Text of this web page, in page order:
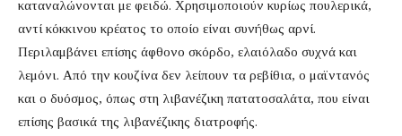
καταναλώνονται με φειδώ. Χρησιμοποιούν κυρίως πουλερικά,
αντί κόκκινου κρέατος το οποίο είναι συνήθως αρνί.
Περιλαμβάνει επίσης άφθονο σκόρδο, ελαιόλαδο συχνά και
λεμόνι. Από την κουζίνα δεν λείπουν τα ρεβίθια, ο μαϊντανός
και ο δυόσμος, όπως στη λιβανέζικη πατατοσαλάτα, που είναι
επίσης βασικά της λιβανέζικης διατροφής.